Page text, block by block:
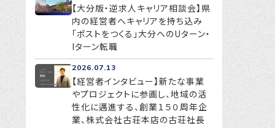
【大分版・逆求人キャリア相談会】県
内の経営者へキャリアを持ち込み
「ポストをつくる」大分へのUターン・
Iターン転職
2026.07.13
【経営者インタビュー】新たな事業
やプロジェクトに参画し、地域の活
性化に邁進する、創業１５０周年企
業、株式会社古荘本店の古荘社長